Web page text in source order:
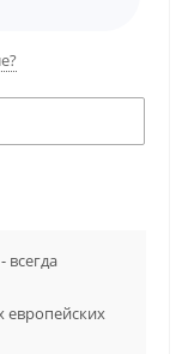
всегда
европейских